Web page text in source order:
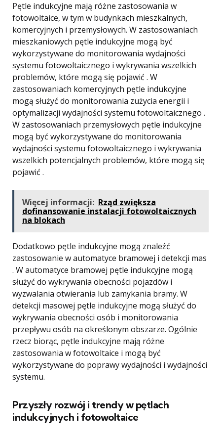
Pętle indukcyjne mają różne zastosowania w
fotowoltaice, w tym w budynkach mieszkalnych,
komercyjnych i przemysłowych. W zastosowaniach
mieszkaniowych pętle indukcyjne mogą być
wykorzystywane do monitorowania wydajności
systemu fotowoltaicznego i wykrywania wszelkich
problemów, które mogą się pojawić . W
zastosowaniach komercyjnych pętle indukcyjne
mogą służyć do monitorowania zużycia energii i
optymalizacji wydajności systemu fotowoltaicznego .
W zastosowaniach przemysłowych pętle indukcyjne
mogą być wykorzystywane do monitorowania
wydajności systemu fotowoltaicznego i wykrywania
wszelkich potencjalnych problemów, które mogą się
pojawić .
Więcej informacji: Rząd zwiększa
dofinansowanie instalacji fotowoltaicznych
na blokach
Dodatkowo pętle indukcyjne mogą znaleźć
zastosowanie w automatyce bramowej i detekcji mas
. W automatyce bramowej pętle indukcyjne mogą
służyć do wykrywania obecności pojazdów i
wyzwalania otwierania lub zamykania bramy. W
detekcji masowej pętle indukcyjne mogą służyć do
wykrywania obecności osób i monitorowania
przepływu osób na określonym obszarze. Ogólnie
rzecz biorąc, pętle indukcyjne mają różne
zastosowania w fotowoltaice i mogą być
wykorzystywane do poprawy wydajności i wydajności
systemu.
Przyszły rozwój i trendy w pętlach
indukcyjnych i fotowoltaice